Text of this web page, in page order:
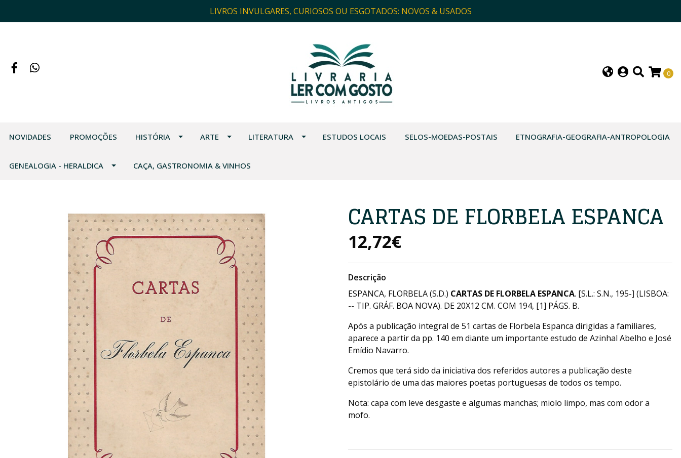
LIVROS INVULGARES, CURIOSOS OU ESGOTADOS: NOVOS & USADOS
0
NOVIDADES PROMOÇÕES HISTÓRIA ARTE LITERATURA ESTUDOS LOCAIS SELOS-MOEDAS-POSTAIS ETNOGRAFIA-GEOGRAFIA-ANTROPOLOGIA
GENEALOGIA - HERALDICA CAÇA, GASTRONOMIA & VINHOS
CARTAS DE FLORBELA ESPANCA
12,72€
Descrição
ESPANCA, FLORBELA (S.D.) CARTAS DE FLORBELA ESPANCA. [S.L.: S.N., 195-] (LISBOA:
-- TIP. GRÁF. BOA NOVA). DE 20X12 CM. COM 194, [1] PÁGS. B.
Após a publicação integral de 51 cartas de Florbela Espanca dirigidas a familiares,
aparece a partir da pp. 140 em diante um importante estudo de Azinhal Abelho e José
Emídio Navarro.
Cremos que terá sido da iniciativa dos referidos autores a publicação deste
epistolário de uma das maiores poetas portuguesas de todos os tempo.
Nota: capa com leve desgaste e algumas manchas; miolo limpo, mas com odor a
mofo.